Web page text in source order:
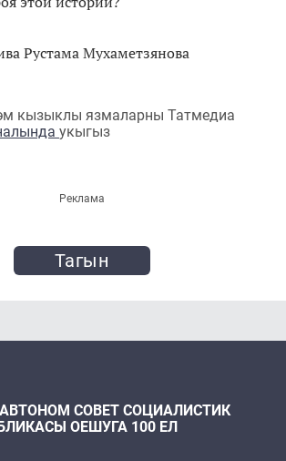
Рустама Мухаметзянова
кызыклы язмаларны Татмедиа
укыгыз
Реклама
Тагын
СОВЕТ СОЦИАЛИСТИК
ОЕШУГА 100 ЕЛ